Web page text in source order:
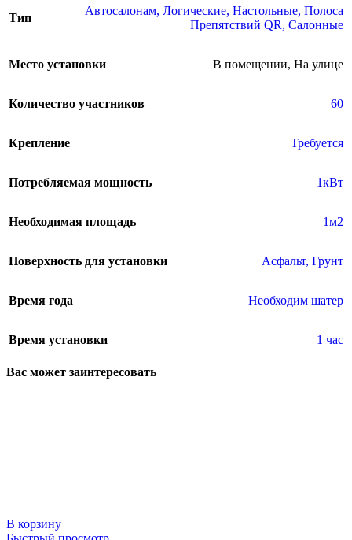
Тип
Автосалонам, Логические, Настольные, Полоса
Препятствий QR, Салонные
Место установки В помещении, На улице
Количество участников 60
Крепление Требуется
Потребляемая мощность 1кВт
Необходимая площадь 1м2
Поверхность для установки Асфальт, Грунт
Время года Необходим шатер
Время установки 1 час
Вас может заинтересовать
В корзину